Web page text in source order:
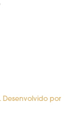
Desenvolvido por